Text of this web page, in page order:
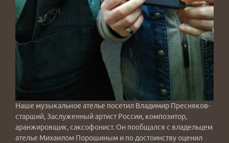
Наше музыкальное ателье посетил Владимир Пресняков-
старший, Заслуженный артист России, композитор,
аранжировщик, саксофонист. Он пообщался с владельцем
ателье Михаилом Порошиным и по достоинству оценил